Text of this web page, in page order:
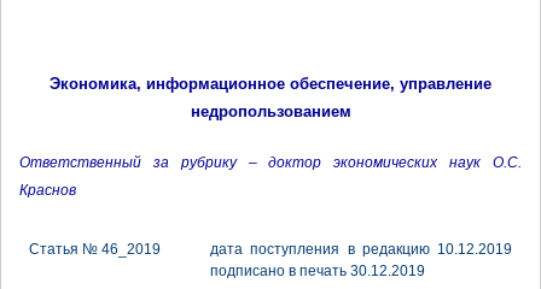
Экономика, информационное обеспечение, управление
недропользованием
Ответственный за рубрику – доктор экономических наук О.С.
Краснов
Статья № 46_2019
дата поступления в редакцию 10.12.2019
подписано в печать 30.12.2019